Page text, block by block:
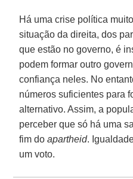
Há uma crise política
situação da direita, dos
que estão no governo, é
podem formar outro
confiança neles. No
números suficientes para
alternativo. Assim, a
perceber que só há uma
fim doapartheid.
um voto.